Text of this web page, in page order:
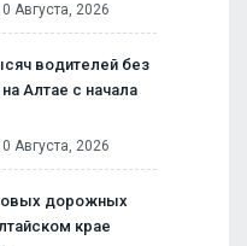
Августа, 2026
водителей без
Алтае с начала
Августа, 2026
дорожных
крае